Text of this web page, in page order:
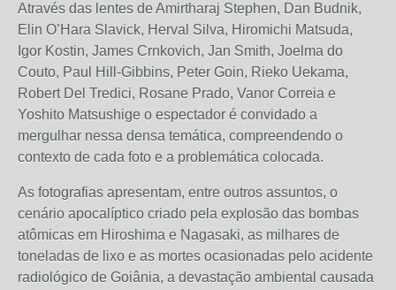
Através das lentes de Amirtharaj Stephen, Dan Budnik,
Elin O’Hara Slavick, Herval Silva, Hiromichi Matsuda,
Igor Kostin, James Crnkovich, Jan Smith, Joelma do
Couto, Paul Hill-Gibbins, Peter Goin, Rieko Uekama,
Robert Del Tredici, Rosane Prado, Vanor Correia e
Yoshito Matsushige o espectador é convidado a
mergulhar nessa densa temática, compreendendo o
contexto de cada foto e a problemática colocada.
As fotografias apresentam, entre outros assuntos, o
cenário apocalíptico criado pela explosão das bombas
atômicas em Hiroshima e Nagasaki, as milhares de
toneladas de lixo e as mortes ocasionadas pelo acidente
radiológico de Goiânia, a devastação ambiental causada